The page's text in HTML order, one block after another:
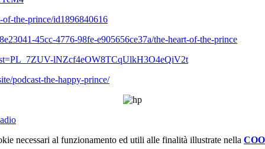
of-the-prince/id1896840616
45cc-4776-98fe-e905656ce37a/the-heart-of-the-prince
lNZcf4eOW8TCqUlkH3O4eQiV2t
podcast-the-happy-prince/
necessari al funzionamento ed utili alle finalità illustrate nella